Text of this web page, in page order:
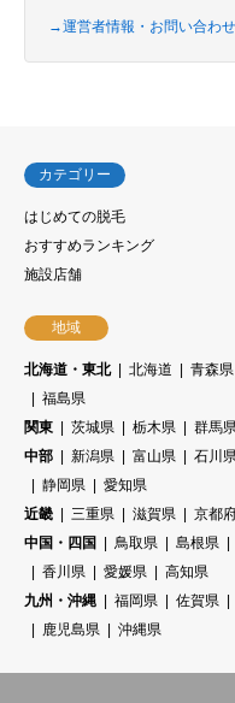
→運営者情報・お問い合わ
カテゴリー
はじめての脱毛
おすすめランキング
施設店舗
地域
北海道・東北 北海道 青森県
福島県
関東
茨城県 栃木県 群馬
中部
新潟県 富山県 石川
静岡県
愛知県
近畿
三重県 滋賀県 京都
中国・四国
鳥取県 島根県
香川県
愛媛県
高知県
九州・沖縄
福岡県 佐賀県
鹿児島県
沖縄県